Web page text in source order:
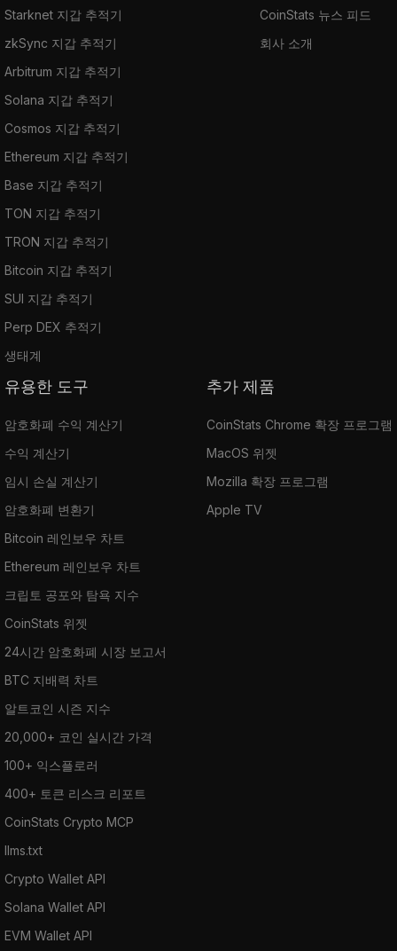
Starknet 지갑 추적기
zkSync 지갑 추적기
Arbitrum 지갑 추적기
Solana 지갑 추적기
Cosmos 지갑 추적기
Ethereum 지갑 추적기
Base 지갑 추적기
TON 지갑 추적기
TRON 지갑 추적기
Bitcoin 지갑 추적기
SUI 지갑 추적기
Perp DEX 추적기
생태계
CoinStats 뉴스 피드
회사 소개
유용한 도구
암호화폐 수익 계산기
수익 계산기
임시 손실 계산기
암호화폐 변환기
Bitcoin 레인보우 차트
Ethereum 레인보우 차트
크립토 공포와 탐욕 지수
CoinStats 위젯
24시간 암호화폐 시장 보고서
BTC 지배력 차트
알트코인 시즌 지수
20,000+ 코인 실시간 가격
100+ 익스플로러
400+ 토큰 리스크 리포트
CoinStats Crypto MCP
llms.txt
Crypto Wallet API
Solana Wallet API
EVM Wallet API
추가 제품
CoinStats Chrome 확장 프로그램
MacOS 위젯
Mozilla 확장 프로그램
Apple TV